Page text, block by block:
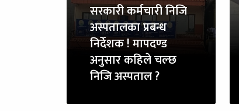
सरकारी कर्मचारी निजि
अस्पतालका प्रबन्ध
निर्देशक ! मापदण्ड
अनुसार कहिले चल्छ
निजि अस्पताल ?